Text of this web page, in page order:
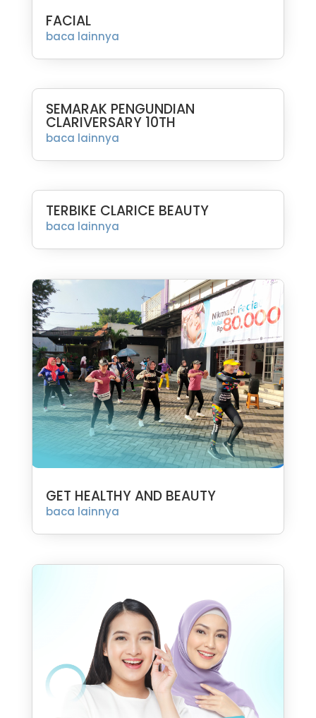
FACIAL
baca lainnya
SEMARAK PENGUNDIAN
CLARIVERSARY 10TH
baca lainnya
TERBIKE CLARICE BEAUTY
baca lainnya
GET HEALTHY AND BEAUTY
baca lainnya